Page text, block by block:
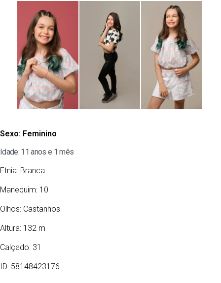
Sexo: Feminino
Idade: 11 anos e 1 mês
Etnia: Branca
Manequim: 10
Olhos: Castanhos
Altura: 132 m
Calçado: 31
ID: 58148423176